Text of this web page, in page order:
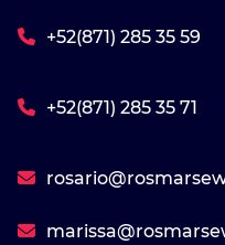
+52(871) 285 35 59
+52(871) 285 35 71